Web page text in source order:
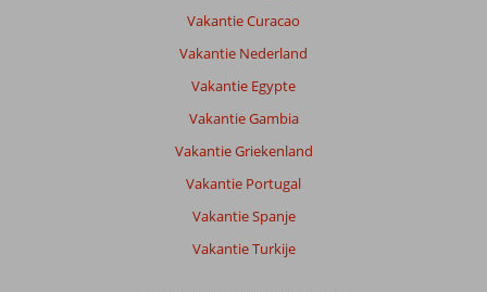
Vakantie Curacao
Vakantie Nederland
Vakantie Egypte
Vakantie Gambia
Vakantie Griekenland
Vakantie Portugal
Vakantie Spanje
Vakantie Turkije